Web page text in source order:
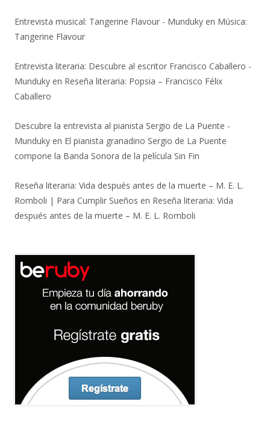
Entrevista musical: Tangerine Flavour - Munduky en Música:
Tangerine Flavour
Entrevista literaria: Descubre al escritor Francisco Caballero -
Munduky en Reseña literaria: Popsia – Francisco Félix
Caballero
Descubre la entrevista al pianista Sergio de La Puente -
Munduky en El pianista granadino Sergio de La Puente
compone la Banda Sonora de la película Sin Fin
Reseña literaria: Vida después antes de la muerte – M. E. L.
Romboli | Para Cumplir Sueños en Reseña literaria: Vida
después antes de la muerte – M. E. L. Romboli